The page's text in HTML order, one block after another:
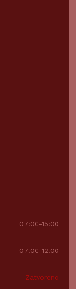
07:00-15:00
07:00-12:00
Zatvoreno